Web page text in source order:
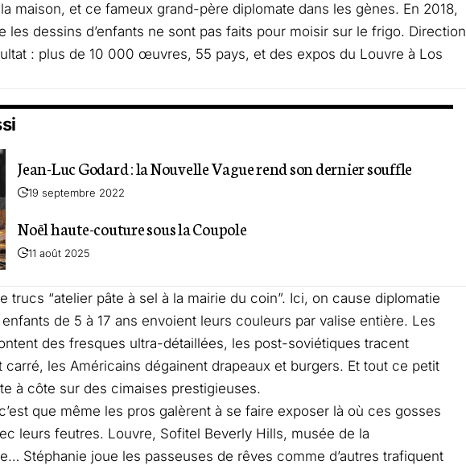
maison, et ce fameux grand-père diplomate dans les gènes. En 2018,
les dessins d’enfants ne sont pas faits pour moisir sur le frigo. Direction
: plus de 10 000 œuvres, 55 pays, et des expos du Louvre à Los
Jean-Luc Godard : la Nouvelle Vague rend son dernier souffle
19 septembre 2022
Noël haute-couture sous la Coupole
11 août 2025
trucs “atelier pâte à sel à la mairie du coin”. Ici, on cause diplomatie
de 5 à 17 ans envoient leurs couleurs par valise entière. Les
des fresques ultra-détaillées, les post-soviétiques tracent
carré, les Américains dégainent drapeaux et burgers. Et tout ce petit
à côte sur des cimaises prestigieuses.
que même les pros galèrent à se faire exposer là où ces gosses
leurs feutres. Louvre, Sofitel Beverly Hills, musée de la
Stéphanie joue les passeuses de rêves comme d’autres trafiquent